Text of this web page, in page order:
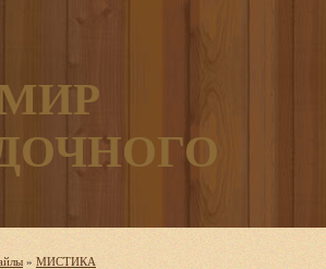
» МИСТИКА